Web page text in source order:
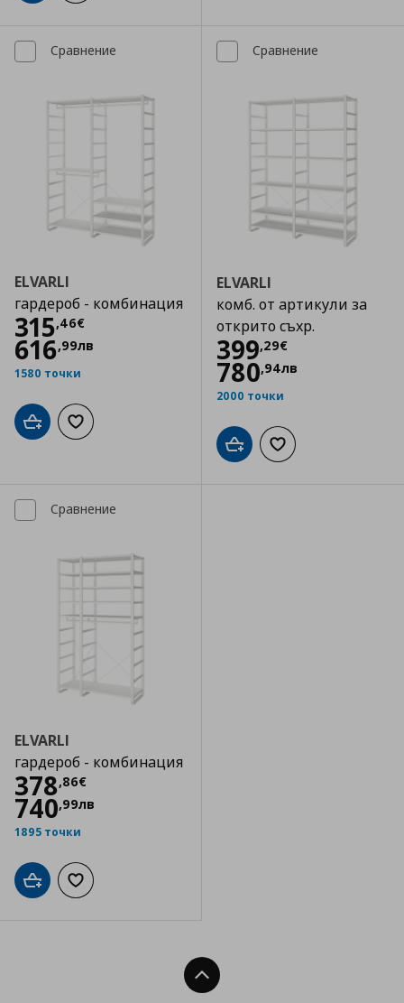
Сравнение
ELVARLI
гардероб - комбинация
315,46€
Цена
616,99лв
1580 точки
Добави в кошницата
Добави към списъка с любими
Сравнение
ELVARLI
комб. от артикули за
открито съхр.
399,29€
Цена
780,94лв
2000 точки
Добави в кошницата
Добави към
Сравнение
ELVARLI
гардероб - комбинация
378,86€
Цена
740,99лв
1895 точки
Добави в кошницата
Добави към списъка с любими
Нагоре